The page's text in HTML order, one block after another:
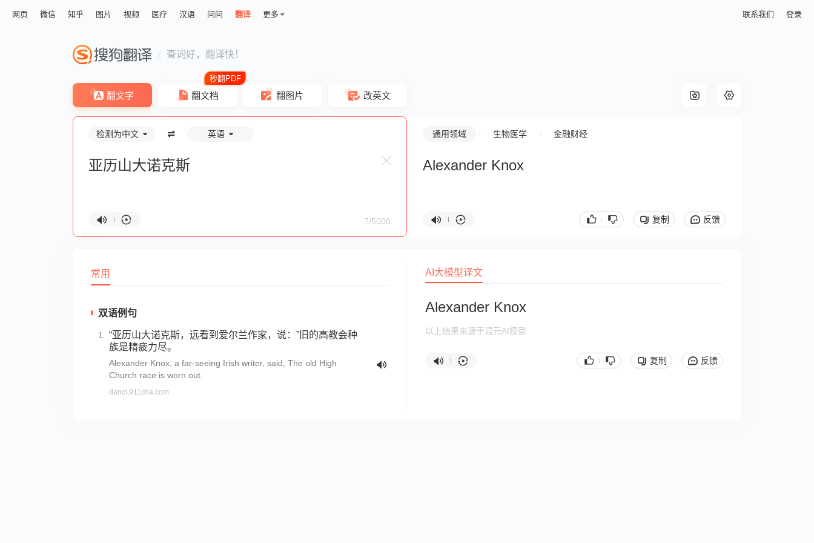
网页 微信 知乎 图片 视频 医疗 汉语 问问 翻译 更多 联系我们 登录
查词好，翻译快！
翻文字 翻文档 翻图片 改英文
检测为中文 英语
7/5000
通用领域 生物医学 金融财经
Alexander Knox
复制 反馈
常用
双语例句
“亚历山大诺克斯，远看到爱尔兰作家，说：”旧的高教会种
族是精疲力尽。
Alexander Knox, a far-seeing Irish writer, said, The old High
Church race is worn out.
danci.911cha.com
AI大模型译文
Alexander Knox
以上结果来源于混元AI模型
复制 反馈